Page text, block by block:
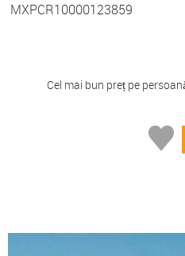
MXPCR10000123859
Cel mai bun preț pe